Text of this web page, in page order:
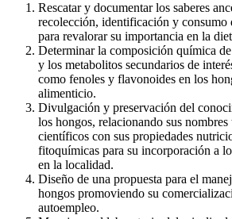
Rescatar y documentar los saberes
recolección, identificación y consumo
para revalorar su importancia en la
Determinar la composición química de
y los metabolitos secundarios de
como fenoles y flavonoides en los
alimenticio.
Divulgación y preservación del
los hongos, relacionando sus
científicos con sus propiedades
fitoquímicas para su incorporación a
en la localidad.
Diseño de una propuesta para el
hongos promoviendo su
autoempleo.